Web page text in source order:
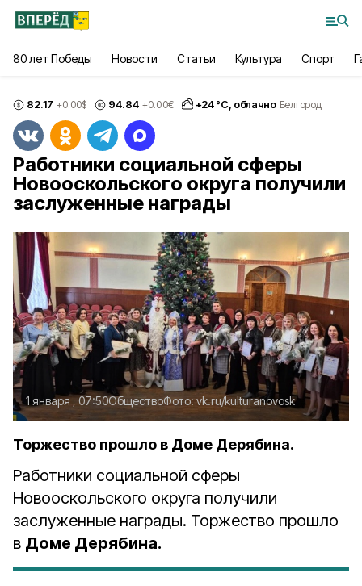
80 лет Победы Новости Статьи Культура Спорт
82.17 +0.00$ 94.84 +0.00€ +24°С, облачно Белгород
Работники социальной сферы
Новооскольского округа получили
заслуженные награды
1 января , 07:50ОбществоФото: vk.ru/kulturanovosk
Торжество прошло в Доме Дерябина.
Работники социальной сферы
Новооскольского округа получили
заслуженные награды. Торжество прошло
в Доме Дерябина.